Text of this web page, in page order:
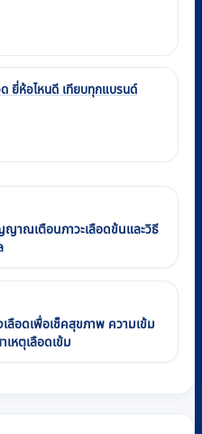
ด ยี่ห้อไหนดี เทียบทุกแบรนด์
ญาณเตือนภาวะเลือดข้นและวิธี
ลือดเพื่อเช็คสุขภาพ ความเข้ม
เหตุเลือดเข้ม